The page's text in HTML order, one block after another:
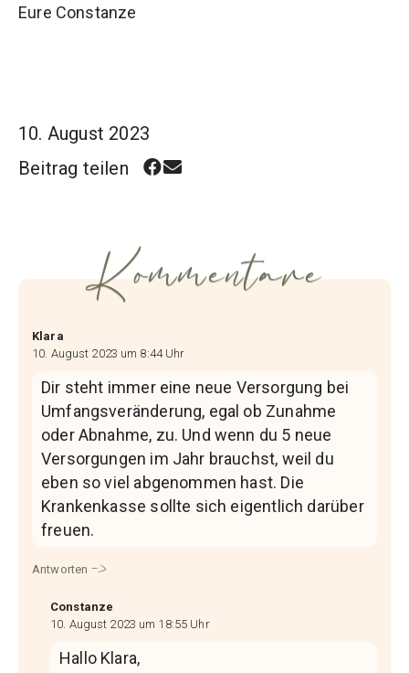
Eure Constanze
10. August 2023
Beitrag teilen
Kommentare
Klara
10. August 2023 um 8:44 Uhr
Dir steht immer eine neue Versorgung bei
Umfangsveränderung, egal ob Zunahme
oder Abnahme, zu. Und wenn du 5 neue
Versorgungen im Jahr brauchst, weil du
eben so viel abgenommen hast. Die
Krankenkasse sollte sich eigentlich darüber
freuen.
Antworten
Constanze
10. August 2023 um 18:55 Uhr
Hallo Klara,